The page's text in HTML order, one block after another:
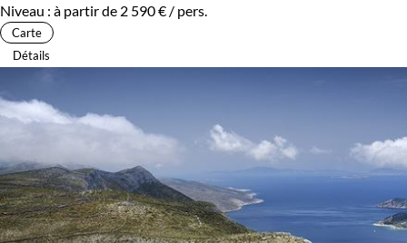
Niveau : à partir de 2 590 € / pers.
Carte
Détails